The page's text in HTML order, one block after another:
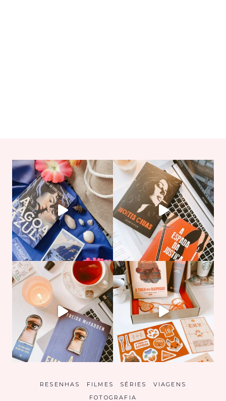
RESENHAS FILMES SÉRIES
VIAGENS
FOTOGRAFIA